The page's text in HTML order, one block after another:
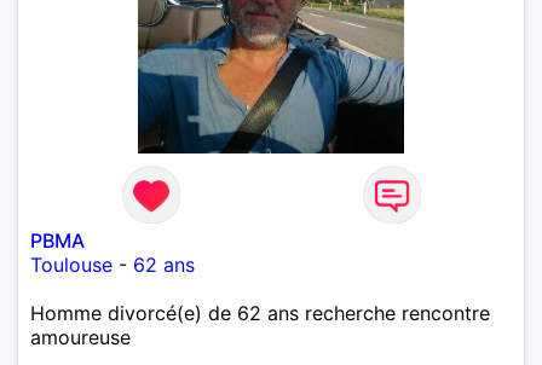
PBMA
Toulouse - 62 ans
Homme divorcé(e) de 62 ans recherche rencontre
amoureuse